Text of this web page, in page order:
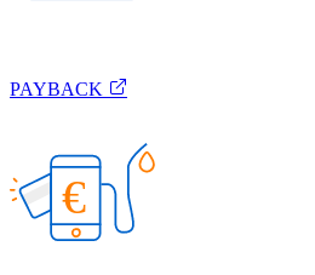
PAYBACK
€